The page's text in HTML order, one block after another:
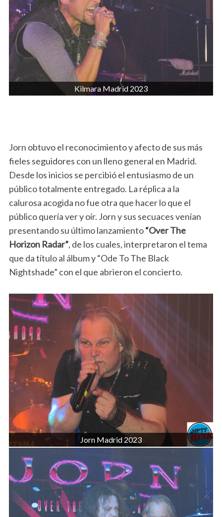
Kilmara Madrid 2023
Jorn obtuvo el reconocimiento y afecto de sus más
fieles seguidores con un lleno general en Madrid.
Desde los inicios se percibió el entusiasmo de un
público totalmente entregado. La réplica a la
calurosa acogida no fue otra que hacer lo que el
público quería ver y oír. Jorn y sus secuaces venían
presentando su último lanzamiento“Over The
Horizon Radar”, de los cuales, interpretaron el tema
que da título al álbum y “Ode To The Black
Nightshade” con el que abrieron el concierto.
Jorn Madrid 2023